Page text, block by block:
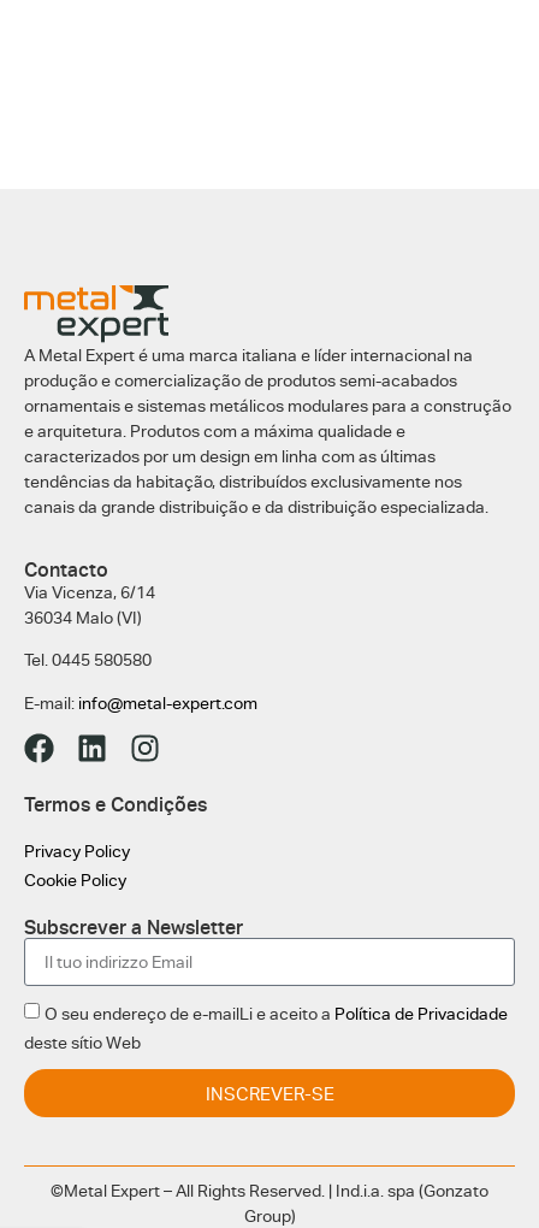
A Metal Expert é uma marca italiana e líder internacional na
produção e comercialização de produtos semi-acabados
ornamentais e sistemas metálicos modulares para a construção
e arquitetura. Produtos com a máxima qualidade e
caracterizados por um design em linha com as últimas
tendências da habitação, distribuídos exclusivamente nos
canais da grande distribuição e da distribuição especializada.
Contacto
Via Vicenza, 6/14
36034 Malo (VI)
Tel. 0445 580580
E-mail: info@metal-expert.com
Termos e Condições
Privacy Policy
Cookie Policy
Subscrever a Newsletter
O seu endereço de e-mailLi e aceito a Política de Privacidade
deste sítio Web
INSCREVER-SE
©Metal Expert – All Rights Reserved. | Ind.i.a. spa (Gonzato
Group)